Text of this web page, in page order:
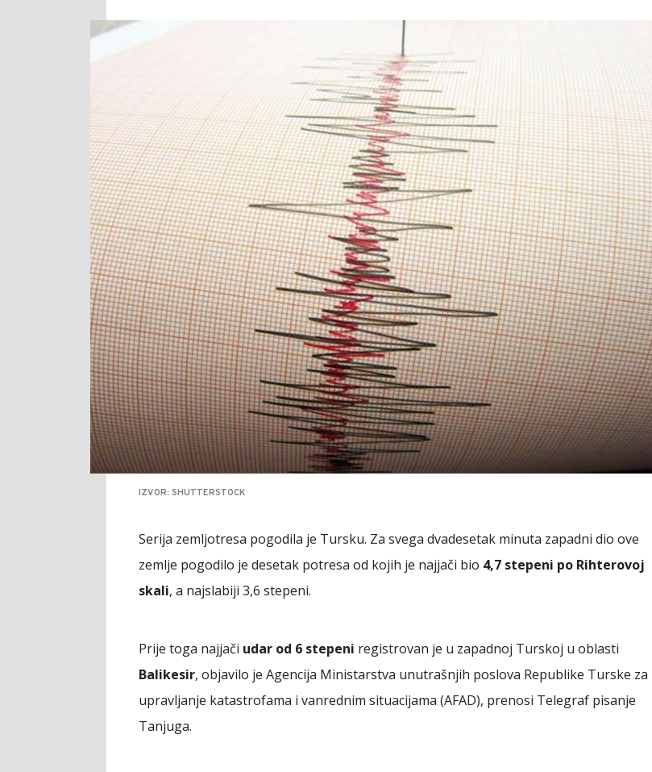
IZVOR: SHUTTERSTOCK
Serija zemljotresa pogodila je Tursku. Za svega dvadesetak minuta zapadni dio ove
zemlje pogodilo je desetak potresa od kojih je najjači bio 4,7 stepeni po Rihterovoj
skali, a najslabiji 3,6 stepeni.
Prije toga najjači udar od 6 stepeni registrovan je u zapadnoj Turskoj u oblasti
Balikesir, objavilo je Agencija Ministarstva unutrašnjih poslova Republike Turske za
upravljanje katastrofama i vanrednim situacijama (AFAD), prenosi Telegraf pisanje
Tanjuga.